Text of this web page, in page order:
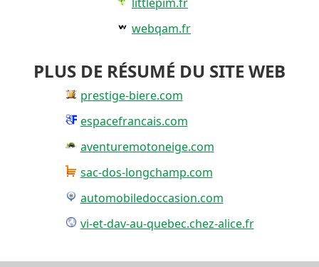
webqam.fr
PLUS DE RÉSUMÉ DU SITE WEB
prestige-biere.com
espacefrancais.com
aventuremotoneige.com
sac-dos-longchamp.com
automobiledoccasion.com
vi-et-dav-au-quebec.chez-alice.fr